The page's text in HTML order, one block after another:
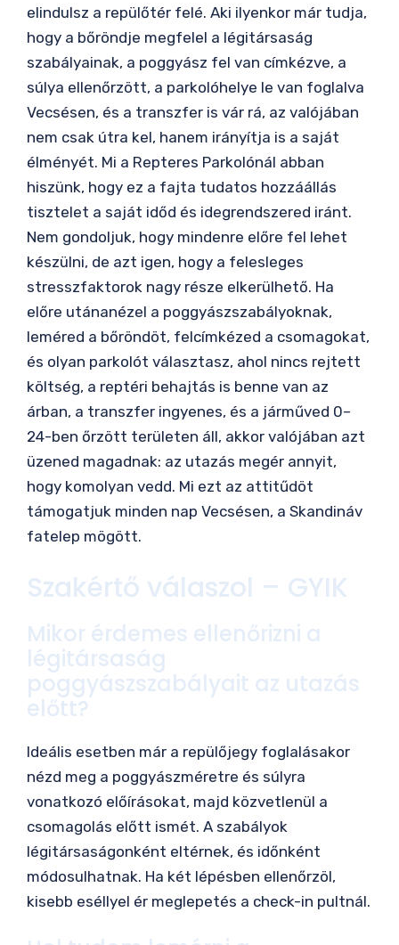
elindulsz a repülőtér felé. Aki ilyenkor már tudja,
hogy a bőröndje megfelel a légitársaság
szabályainak, a poggyász fel van címkézve, a
súlya ellenőrzött, a parkolóhelye le van foglalva
Vecsésen, és a transzfer is vár rá, az valójában
nem csak útra kel, hanem irányítja is a saját
élményét. Mi a Repteres Parkolónál abban
hiszünk, hogy ez a fajta tudatos hozzáállás
tisztelet a saját időd és idegrendszered iránt.
Nem gondoljuk, hogy mindenre előre fel lehet
készülni, de azt igen, hogy a felesleges
stresszfaktorok nagy része elkerülhető. Ha
előre utánanézel a poggyászszabályoknak,
leméred a bőröndöt, felcímkézed a csomagokat,
és olyan parkolót választasz, ahol nincs rejtett
költség, a reptéri behajtás is benne van az
árban, a transzfer ingyenes, és a járműved 0–
24-ben őrzött területen áll, akkor valójában azt
üzened magadnak: az utazás megér annyit,
hogy komolyan vedd. Mi ezt az attitűdöt
támogatjuk minden nap Vecsésen, a Skandináv
fatelep mögött.
Szakértő válaszol – GYIK
Mikor érdemes ellenőrizni a
légitársaság
poggyászszabályait az utazás
előtt?
Ideális esetben már a repülőjegy foglalásakor
nézd meg a poggyászméretre és súlyra
vonatkozó előírásokat, majd közvetlenül a
csomagolás előtt ismét. A szabályok
légitársaságonként eltérnek, és időnként
módosulhatnak. Ha két lépésben ellenőrzöl,
kisebb eséllyel ér meglepetés a check-in pultnál.